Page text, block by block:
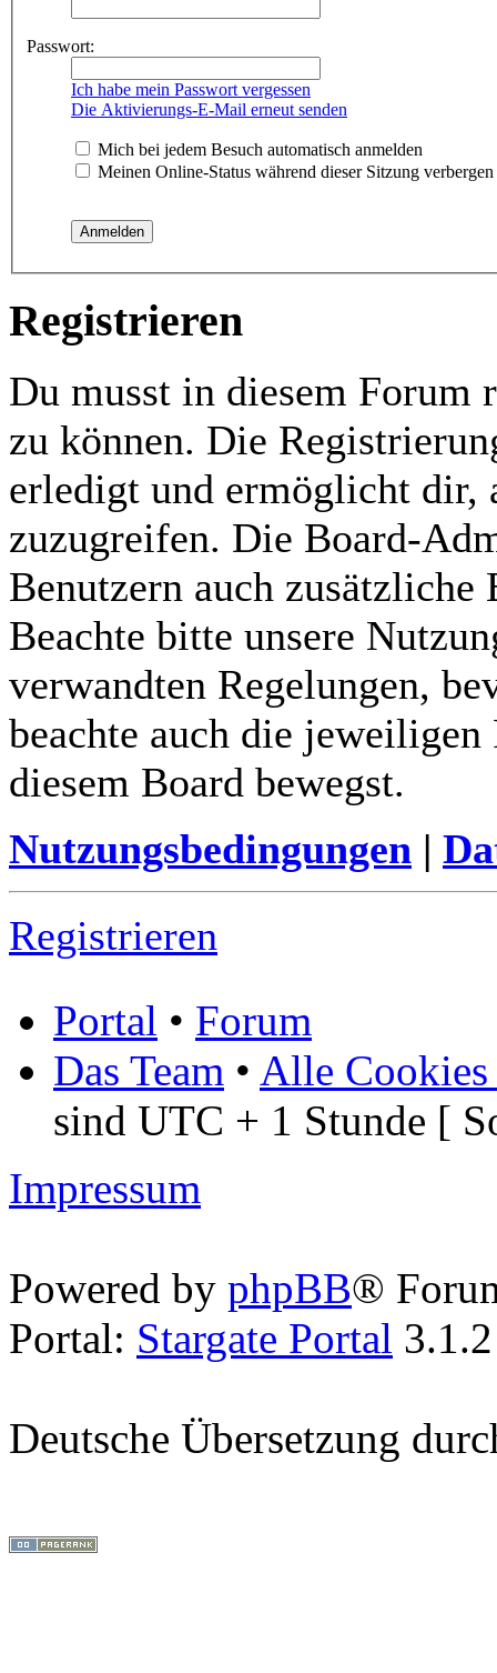
Passwort:
Ich habe mein Passwort vergessen
Die Aktivierungs-E-Mail erneut senden
Mich bei jedem Besuch automatisch anmelden
Meinen Online-Status während dieser Sitzung verbergen
Registrieren
Du musst in diesem Forum
zu können. Die
erledigt und ermöglicht dir,
zuzugreifen. Die Board-
Benutzern auch zusätzliche
Beachte bitte unsere
verwandten Regelungen,
beachte auch die
diesem Board bewegst.
Nutzungsbedingungen |
Registrieren
Portal • Forum
Das Team • Alle Cookies
sind UTC + 1 Stunde [
Impressum
Powered by phpBB®
Portal: Stargate Portal
Deutsche Übersetzung